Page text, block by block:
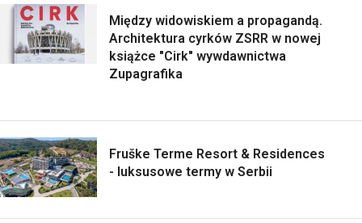
Między widowiskiem a propagandą.
Architektura cyrków ZSRR w nowej
książce "Cirk" wywdawnictwa
Zupagrafika
Fruške Terme Resort & Residences
- luksusowe termy w Serbii